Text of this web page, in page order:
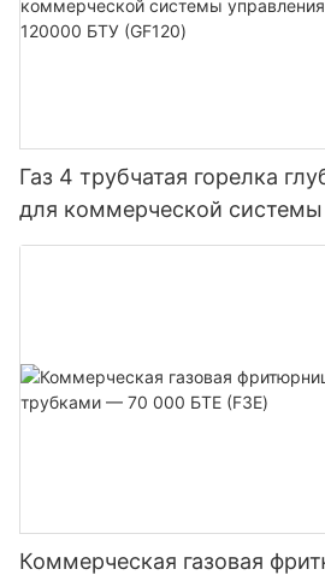
Газ 4 трубчатая горелка
для коммерческой системы
кухне-Робертсшоу, 120000
Коммерческая газовая